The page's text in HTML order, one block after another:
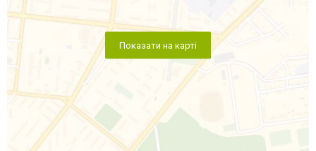
Показати на карті